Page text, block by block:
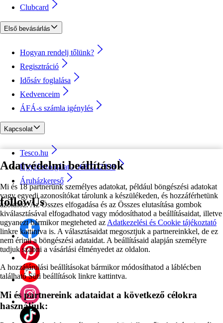
Adatvédelmi beállítások
Mi és 18 partnerünk személyes adatokat, például böngészési adatokat
vagy egyedi azonosítókat tárolunk a készülékeden, és hozzáférhetünk
azokhoz. Az Összes elfogadása és az Összes elutasítása gombok
kiválasztásával elfogadhatod vagy módosíthatod a beállításaidat, illetve
ugyanezt bármikor megteheted az Adatkezelési és Cookie tájékoztató
linkre kattintva is. A választásaidat megosztjuk a partnereinkkel, de ez
nem érinti a böngészési adataidat. A beállításaid alapján személyre
tudjuk szabni a vásárlási élményedet az oldalon.
A hozzájárulási beállításokat bármikor módosíthatod a láblécben
található Süti beállítások linkre kattintva.
Mi és partnereink adataidat a következő célokra
használjuk:
Clubcard
Első bevásárlás
Hogyan rendelj tőlünk?
Regisztráció
Idősáv foglalása
Kedvenceim
ÁFÁ-s számla igénylés
Kapcsolat
Tesco.hu
Ügyfélszolgálat - 0680222333
Áruházkereső
followUs